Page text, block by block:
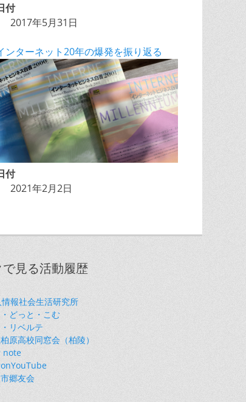
付
2017年5月31日
ンターネット20年の爆発を振り返る
付
2021年2月2日
で見る活動履歴
報社会生活研究所
どっと・こむ
リベルテ
原高校同窓会（柏陵）
note
郷友会